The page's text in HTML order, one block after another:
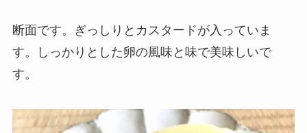
断面です。ぎっしりとカスタードが入っていま
す。しっかりとした卵の風味と味で美味しいで
す。